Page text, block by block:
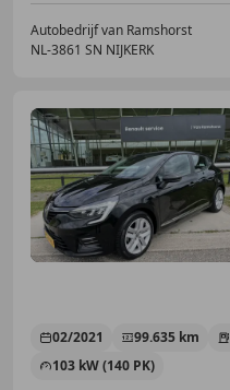
Autobedrijf van Ramshorst
NL-3861 SN NIJKERK
02/2021 99.635 km
103 kW (140 PK)